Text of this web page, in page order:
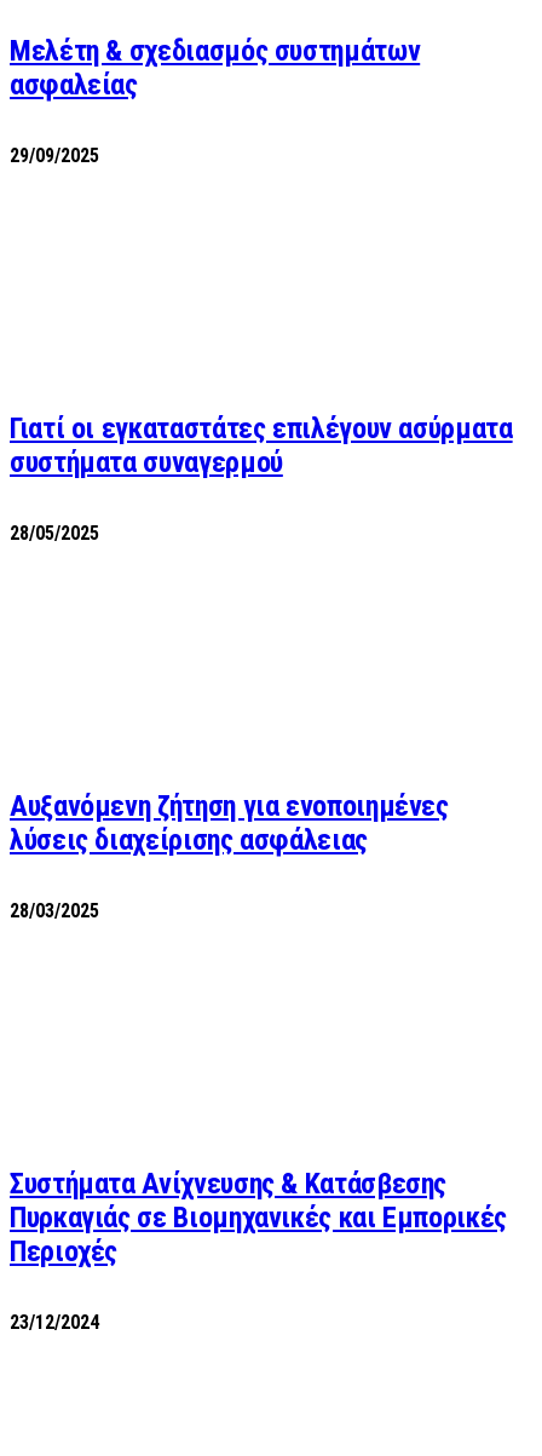
Μελέτη & σχεδιασμός συστημάτων
ασφαλείας
29/09/2025
Γιατί οι εγκαταστάτες επιλέγουν ασύρματα
συστήματα συναγερμού
28/05/2025
Αυξανόμενη ζήτηση για ενοποιημένες
λύσεις διαχείρισης ασφάλειας
28/03/2025
Συστήματα Ανίχνευσης & Κατάσβεσης
Πυρκαγιάς σε Βιομηχανικές και Εμπορικές
Περιοχές
23/12/2024